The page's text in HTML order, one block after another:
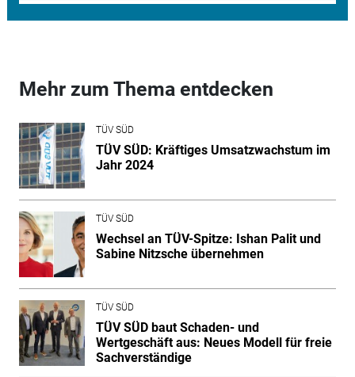
Mehr zum Thema entdecken
TÜV SÜD
TÜV SÜD: Kräftiges Umsatzwachstum im
Jahr 2024
TÜV SÜD
Wechsel an TÜV-Spitze: Ishan Palit und
Sabine Nitzsche übernehmen
TÜV SÜD
TÜV SÜD baut Schaden- und
Wertgeschäft aus: Neues Modell für freie
Sachverständige